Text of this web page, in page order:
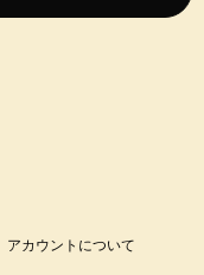
アカウントについて